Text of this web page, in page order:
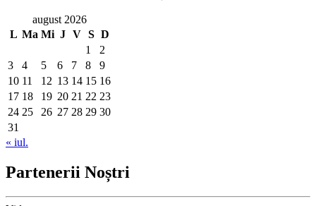
august 2026
L Ma Mi J V S D
1
2
3
4 5 6 7 8
9
10 11 12 13 14 15 16
17 18 19 20 21 22 23
24 25 26 27 28 29 30
31
« iul.
Partenerii Noștri